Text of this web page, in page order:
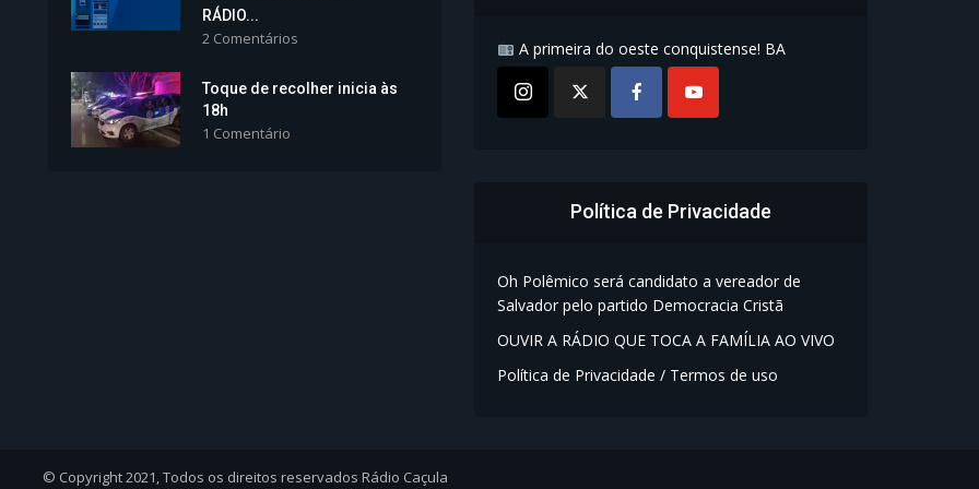
RÁDIO...
2 Comentários
Toque de recolher inicia às
18h
1 Comentário
A primeira do oeste conquistense! BA
Política de Privacidade
Oh Polêmico será candidato a vereador de
Salvador pelo partido Democracia Cristã
OUVIR A RÁDIO QUE TOCA A FAMÍLIA AO VIVO
Política de Privacidade / Termos de uso
© Copyright 2021, Todos os direitos reservados Rádio Caçula